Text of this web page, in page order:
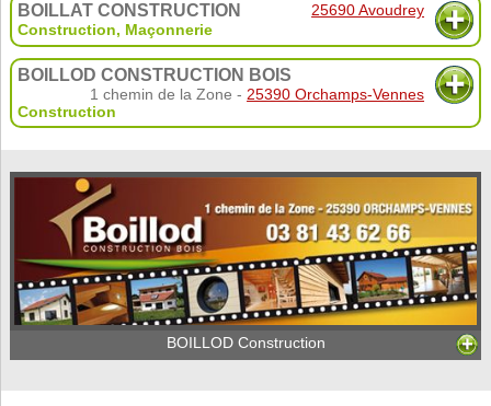
BOILLAT CONSTRUCTION
25690 Avoudrey
Construction, Maçonnerie
BOILLOD CONSTRUCTION BOIS
1 chemin de la Zone -25390 Orchamps-Vennes
Construction
BOILLOD Construction